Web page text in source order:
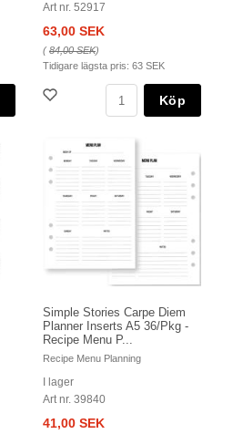
Art nr. 52917
63,00 SEK
(84,00 SEK)
Tidigare lägsta pris: 63 SEK
Köp
Simple Stories Carpe Diem
Planner Inserts A5 36/Pkg -
Recipe Menu P...
Recipe Menu Planning
I lager
Art nr. 39840
41,00 SEK